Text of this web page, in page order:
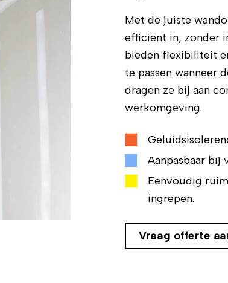
Met de juiste
efficiënt in, zonder
bieden flexibiliteit
te passen wanneer
dragen ze bij aan
werkomgeving.
Aanpasbaar bij
Eenvoudig
ingrepen.
Vraag offerte